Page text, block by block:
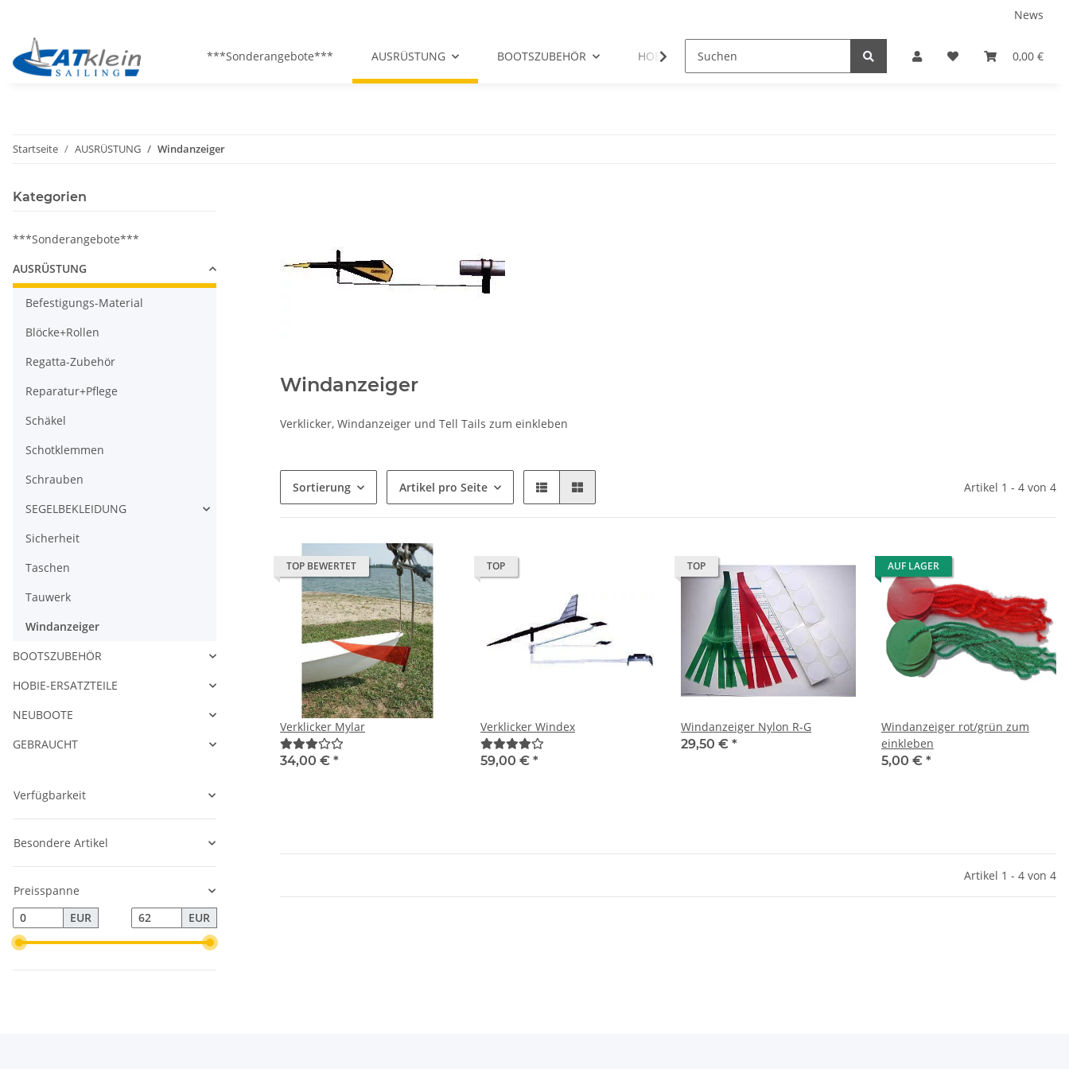
News
0,00 €
***Sonderangebote*** AUSRÜSTUNG BOOTSZUBEHÖR HOBIE-ERSATZTEILE GEBRAUCHT
Startseite AUSRÜSTUNG Windanzeiger
Windanzeiger
Verklicker, Windanzeiger und Tell Tails zum einkleben
Sortierung Artikel pro Seite Artikel 1 - 4 von 4
TOP BEWERTET
Verklicker Mylar
34,00 € *
TOP
Verklicker Windex
59,00 € *
TOP
Windanzeiger Nylon R-G
29,50 € *
AUF LAGER
Windanzeiger rot/grün zum
einkleben
5,00 € *
Artikel 1 - 4 von 4
Kategorien
***Sonderangebote***
AUSRÜSTUNG
Befestigungs-Material
Blöcke+Rollen
Regatta-Zubehör
Reparatur+Pflege
Schäkel
Schotklemmen
Schrauben
SEGELBEKLEIDUNG
Sicherheit
Taschen
Tauwerk
Windanzeiger
BOOTSZUBEHÖR
HOBIE-ERSATZTEILE
NEUBOOTE
GEBRAUCHT
Verfügbarkeit
Besondere Artikel
Preisspanne
EUR
EUR